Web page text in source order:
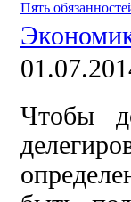
Пять
Чтобы